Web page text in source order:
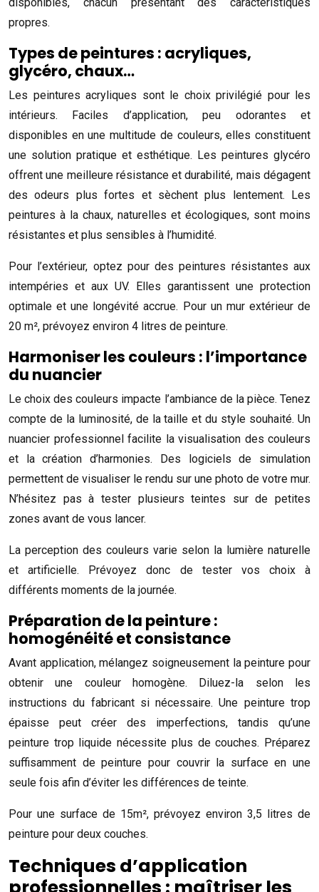
propres.
Types de peintures : acryliques,
glycéro, chaux…
Les peintures acryliques sont le choix privilégié pour les
intérieurs. Faciles d’application, peu odorantes et
disponibles en une multitude de couleurs, elles constituent
une solution pratique et esthétique. Les peintures glycéro
offrent une meilleure résistance et durabilité, mais dégagent
des odeurs plus fortes et sèchent plus lentement. Les
peintures à la chaux, naturelles et écologiques, sont moins
résistantes et plus sensibles à l’humidité.
Pour l’extérieur, optez pour des peintures résistantes aux
intempéries et aux UV. Elles garantissent une protection
optimale et une longévité accrue. Pour un mur extérieur de
20 m², prévoyez environ 4 litres de peinture.
Harmoniser les couleurs : l’importance
du nuancier
Le choix des couleurs impacte l’ambiance de la pièce. Tenez
compte de la luminosité, de la taille et du style souhaité. Un
nuancier professionnel facilite la visualisation des couleurs
et la création d’harmonies. Des logiciels de simulation
permettent de visualiser le rendu sur une photo de votre mur.
N’hésitez pas à tester plusieurs teintes sur de petites
zones avant de vous lancer.
La perception des couleurs varie selon la lumière naturelle
et artificielle. Prévoyez donc de tester vos choix à
différents moments de la journée.
Préparation de la peinture :
homogénéité et consistance
Avant application, mélangez soigneusement la peinture pour
obtenir une couleur homogène. Diluez-la selon les
instructions du fabricant si nécessaire. Une peinture trop
épaisse peut créer des imperfections, tandis qu’une
peinture trop liquide nécessite plus de couches. Préparez
suffisamment de peinture pour couvrir la surface en une
seule fois afin d’éviter les différences de teinte.
Pour une surface de 15m², prévoyez environ 3,5 litres de
peinture pour deux couches.
Techniques d’application